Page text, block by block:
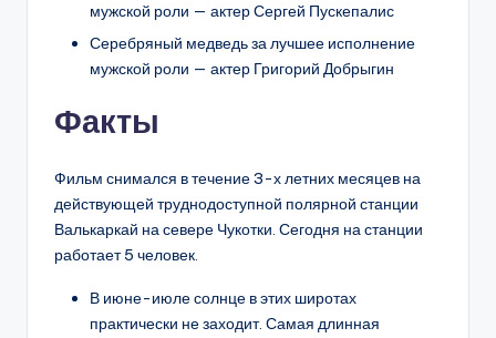
мужской роли — актер Сергей Пускепалис
Серебряный медведь за лучшее исполнение
мужской роли — актер Григорий Добрыгин
Факты
Фильм снимался в течение 3-х летних месяцев на
действующей труднодоступной полярной станции
Валькаркай на севере Чукотки. Сегодня на станции
работает 5 человек.
В июне-июле солнце в этих широтах
практически не заходит. Самая длинная